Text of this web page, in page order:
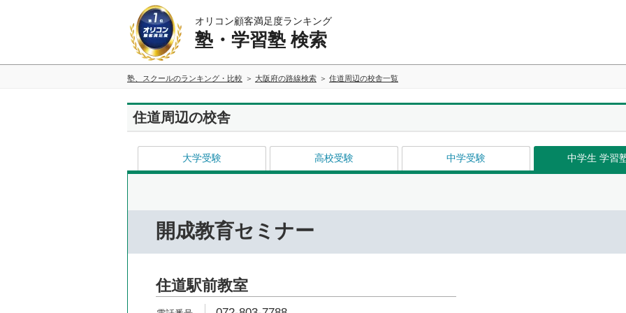
オリコン顧客満足度ランキング
塾・学習塾 検索
塾、スクールのランキング・比較 大阪府の路線検索 住道周辺の校舎一覧
住道周辺の校舎
大学受験 高校受験 中学受験 中学生 学習
開成教育セミナー
住道駅前教室